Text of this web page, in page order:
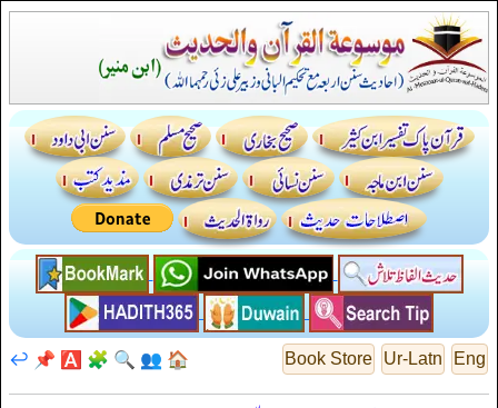
Eng
Ur-Latn
Book Store
🏠
👥
🔍
🧩
🅰️
📌
↩️